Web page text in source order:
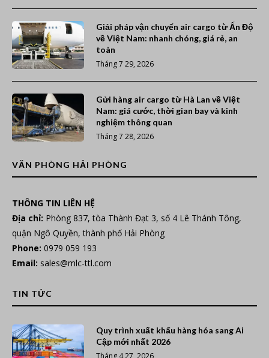
Giải pháp vận chuyển air cargo từ Ấn Độ
về Việt Nam: nhanh chóng, giá rẻ, an
toàn
Tháng 7 29, 2026
Gửi hàng air cargo từ Hà Lan về Việt
Nam: giá cước, thời gian bay và kinh
nghiệm thông quan
Tháng 7 28, 2026
VĂN PHÒNG HẢI PHÒNG
THÔNG TIN LIÊN HỆ
Địa chỉ: Phòng 837, tòa Thành Đạt 3, số 4 Lê Thánh Tông,
quận Ngô Quyền, thành phố Hải Phòng
Phone: 0979 059 193
Email: sales@mlc-ttl.com
TIN TỨC
Quy trình xuất khẩu hàng hóa sang Ai
Cập mới nhất 2026
Tháng 4 27, 2026